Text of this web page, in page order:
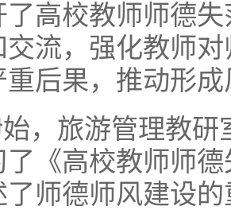
了高校教师师德
交流，强化教师
重后果，推动形
，旅游管理教
了《高校教师师
了师德师风建设